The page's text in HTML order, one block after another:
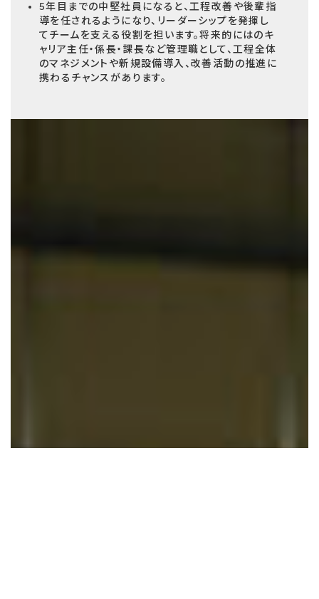
5年目までの中堅社員になると、工程改善や後輩指
導を任されるようになり、リーダーシップを発揮し
てチームを支える役割を担います。将来的にはのキ
ャリア主任・係長・課長など管理職として、工程全体
のマネジメントや新規設備導入、改善活動の推進に
携わるチャンスがあります。